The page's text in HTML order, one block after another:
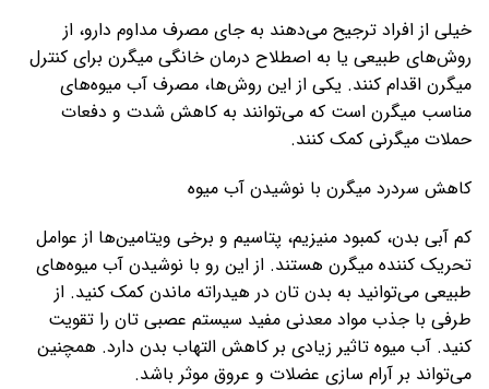
خیلی از افراد ترجیح می‌دهند به جای مصرف مداوم دارو، از
روش‌های طبیعی یا به اصطلاح درمان خانگی میگرن برای کنترل
میگرن اقدام کنند. یکی از این روش‌ها، مصرف آب میوه‌های
مناسب میگرن است که می‌توانند به کاهش شدت و دفعات
حملات میگرنی کمک کنند.
کاهش سردرد میگرن با نوشیدن آب میوه
کم آبی بدن، کمبود منیزیم، پتاسیم و برخی ویتامین‌ها از عوامل
تحریک کننده میگرن هستند. از این رو با نوشیدن آب میوه‌های
طبیعی می‌توانید به بدن تان در هیدراته ماندن کمک کنید. از
طرفی با جذب مواد معدنی مفید سیستم عصبی تان را تقویت
کنید. آب میوه تاثیر زیادی بر کاهش التهاب بدن دارد. همچنین
می‌تواند بر آرام سازی عضلات و عروق موثر باشد.